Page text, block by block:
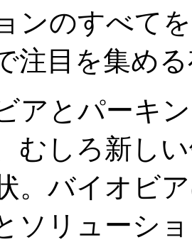
ンのすべて
注目を集め
アとパーキ
むしろ新し
。バイオビ
ソリューシ